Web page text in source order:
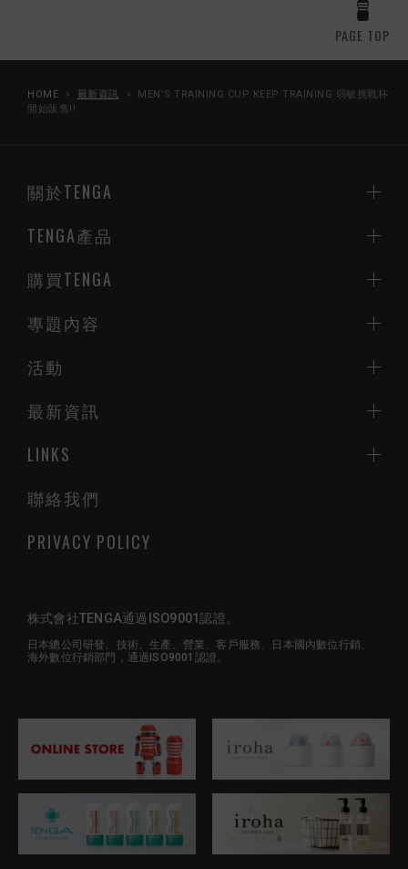
PAGE TOP
HOME 最新資訊
MEN’S TRAINING CUP KEEP TRAINING 弱敏挑戰杯
開始販售!!
關於TENGA
TENGA產品
購買TENGA
專題內容
最新資訊
聯絡我們
PRIVACY POLICY
活動
LINKS
株式會社TENGA通過ISO9001認證。
日本總公司研發、技術、生產、營業、客戶服務、日本國內數位行銷、
海外數位行銷部門，通過ISO9001認證。